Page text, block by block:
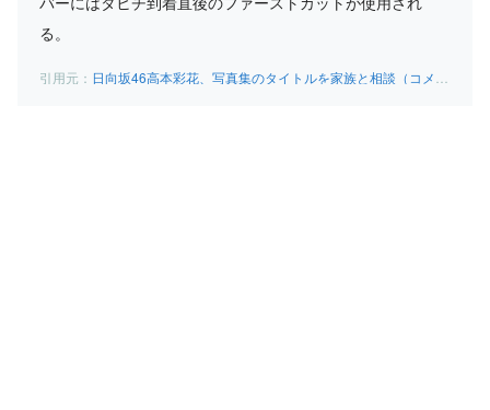
る。
日向坂46高本彩花、写真集のタイトルを家族と相談（コメントあり） – 音楽ナタリー